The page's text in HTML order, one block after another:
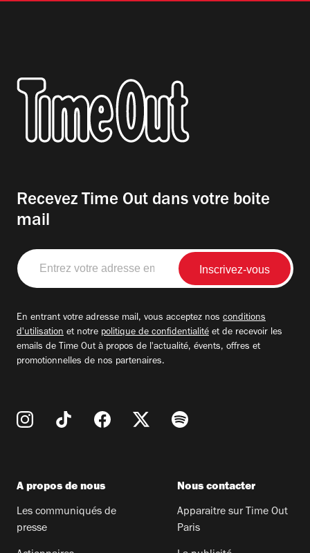
Recevez Time Out dans votre boite
mail
Entrez
votre
adresse
En entrant votre adresse mail, vous acceptez nos conditions
d'utilisation et notre politique de confidentialité et de recevoir les
emails de Time Out à propos de l'actualité, évents, offres et
promotionnelles de nos partenaires.
A propos de nous
Les communiqués de
presse
Nous contacter
Apparaitre sur Time Out
Paris